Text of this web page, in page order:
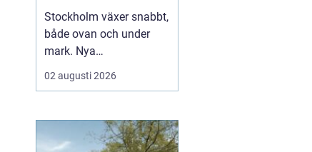
Stockholm växer snabbt,
både ovan och under
mark. Nya
bostadsområden tar
form, äldre fastigheter
på hållbara lösningar blir
allt högre. Mitt i den
02 augusti 2026